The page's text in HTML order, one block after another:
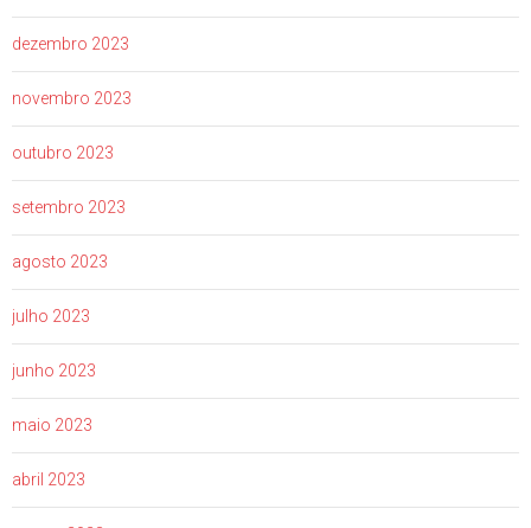
dezembro 2023
novembro 2023
outubro 2023
setembro 2023
agosto 2023
julho 2023
junho 2023
maio 2023
abril 2023